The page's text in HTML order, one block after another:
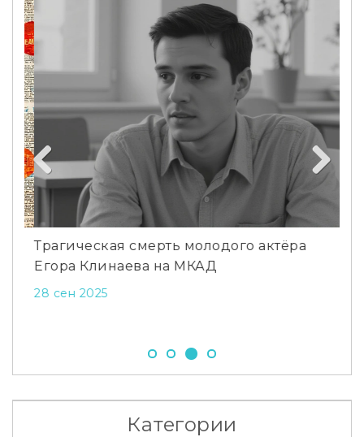
Трагическая смерть молодого актёра
Егора Клинаева на МКАД
28 сен 2025
Previous Next
Категории